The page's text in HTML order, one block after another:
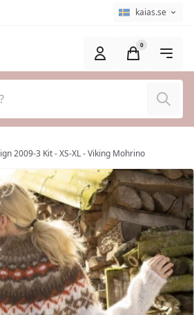
(Tryck på Enter) Språkväljare
Aktuellt språk
kaias.se
Sök
0
2009-3 Kit - XS-XL - Viking Mohrino